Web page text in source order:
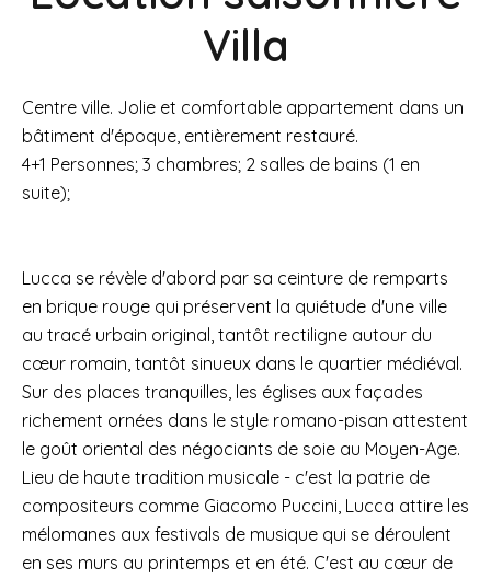
Villa
Centre ville. Jolie et comfortable appartement dans un
bâtiment d'époque, entièrement restauré.
4+1 Personnes; 3 chambres; 2 salles de bains (1 en
suite);
Lucca se révèle d'abord par sa ceinture de remparts
en brique rouge qui préservent la quiétude d'une ville
au tracé urbain original, tantôt rectiligne autour du
cœur romain, tantôt sinueux dans le quartier médiéval.
Sur des places tranquilles, les églises aux façades
richement ornées dans le style romano-pisan attestent
le goût oriental des négociants de soie au Moyen-Age.
Lieu de haute tradition musicale - c'est la patrie de
compositeurs comme Giacomo Puccini, Lucca attire les
mélomanes aux festivals de musique qui se déroulent
en ses murs au printemps et en été. C'est au cœur de